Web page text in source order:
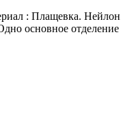
: Плащевка.
основное отделение